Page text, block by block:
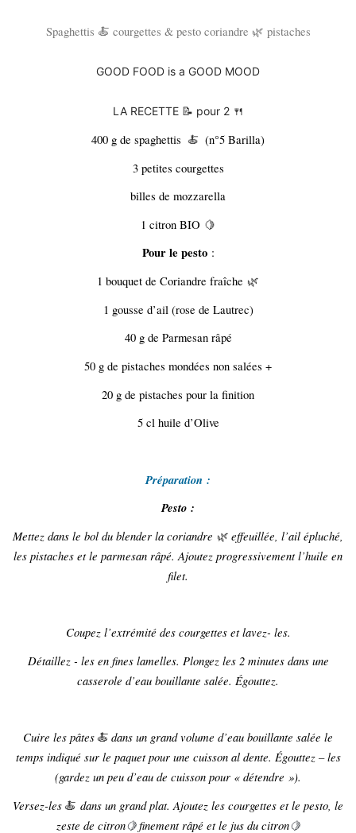
Spaghettis 🍝 courgettes & pesto coriandre 🌿 pistaches
GOOD FOOD is a GOOD MOOD
LA RECETTE 📝 pour 2 🍴
400 g de spaghettis 🍝 (n°5 Barilla)
3 petites courgettes
billes de mozzarella
1 citron BIO 🍋
Pour le pesto:
1 bouquet de Coriandre fraîche 🌿
1 gousse d’ail (rose de Lautrec)
40 g de Parmesan râpé
50 g de pistaches mondées non salées +
20 g de pistaches pour la finition
5 cl huile d’Olive
Préparation :
Pesto :
Mettez dans le bol du blender la coriandre 🌿 effeuillée, l’ail épluché,
les pistaches et le parmesan râpé. Ajoutez progressivement l’huile en
filet.
Coupez l’extrémité des courgettes et lavez- les.
Détaillez - les en fines lamelles. Plongez les 2 minutes dans une
casserole d’eau bouillante salée. Égouttez.
Cuire les pâtes 🍝 dans un grand volume d’eau bouillante salée le
temps indiqué sur le paquet pour une cuisson al dente. Égouttez – les
(gardez un peu d’eau de cuisson pour « détendre »).
Versez-les 🍝 dans un grand plat. Ajoutez les courgettes et le pesto, le
zeste de citron🍋 finement râpé et le jus du citron🍋